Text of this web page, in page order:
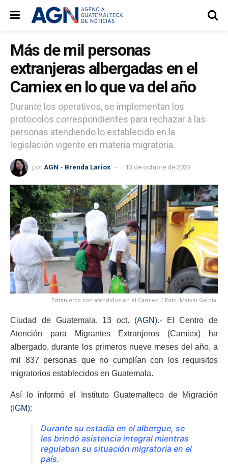
Más de mil personas
extranjeras albergadas en el
Camiex en lo que va del año
Durante los operativos, se implementan los
protocolos correspondientes para rechazar a las
personas atendiendo lo establecido en la
legislación vigente en materia migratoria.
por AGN - Brenda Larios 13 de octubre de 2023
Extranjeros son atendidos en el Camiex. / Foto: Marvin García.
Ciudad de Guatemala, 13 oct. (AGN).- El Centro de
Atención para Migrantes Extranjeros (Camiex) ha
albergado, durante los primeros nueve meses del año, a
mil 837 personas que no cumplían con los requisitos
migratorios establecidos en Guatemala.
Así lo informó el Instituto Guatemalteco de Migración
( IGM):
Durante su estadía en el albergue, se
les brindó asistencia integral mientras
regulaban su situación migratoria en el
país.